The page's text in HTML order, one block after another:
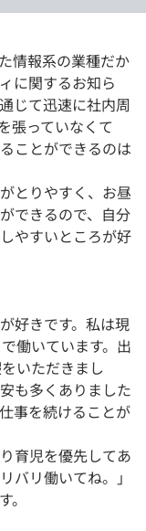
情報系の業種だか
に関するお知ら
じて迅速に社内周
張っていなくて
ことができるのは
とりやすく、お昼
できるので、自分
やすいところが好
好きです。私は現
働いています。出
いただきまし
も多くありました
事を続けることが
育児を優先してあ
バリ働いてね。」